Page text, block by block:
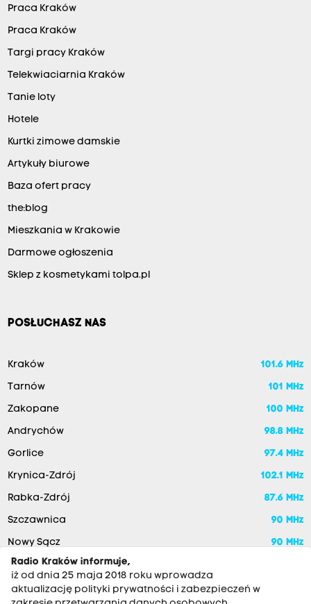
Praca Kraków
Praca Kraków
Targi pracy Kraków
Telekwiaciarnia Kraków
Tanie loty
Hotele
Kurtki zimowe damskie
Artykuły biurowe
Baza ofert pracy
the:blog
Mieszkania w Krakowie
Darmowe ogłoszenia
Sklep z kosmetykami tolpa.pl
POSŁUCHASZ NAS
Kraków 101.6 MHz
Tarnów 101 MHz
Zakopane 100 MHz
Andrychów 98.8 MHz
Gorlice 97.4 MHz
Krynica-Zdrój 102.1 MHz
Rabka-Zdrój 87.6 MHz
Szczawnica 90 MHz
Nowy Sącz
90 MHz
Radio Kraków informuje,
iż od dnia 25 maja 2018 roku wprowadza
aktualizację polityki prywatności i zabezpieczeń w